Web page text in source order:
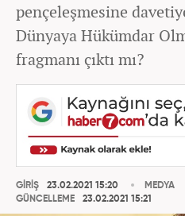
pençeleşmesine
Dünyaya Hükümdar
fragmanı çıktı mı?
GİRİŞ
23.02.2021 15:20
GÜNCELLEME
23.02.2021 15:21
MEDYA